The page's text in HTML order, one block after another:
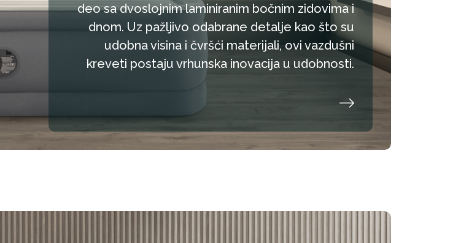
deo sa dvoslojnim laminiranim bočnim zidovima i
dnom. Uz pažljivo odabrane detalje kao što su
udobna visina i čvršći materijali, ovi vazdušni
kreveti postaju vrhunska inovacija u udobnosti.